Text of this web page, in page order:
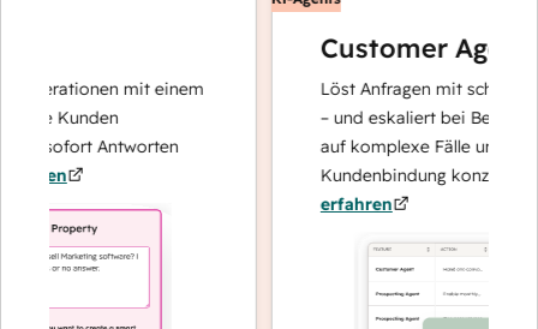
mit einem
Kunden
sofort Antworten
Customer Agent
Löst Anfragen mit schnellen,
– und eskaliert bei Bedarf,
auf komplexe Fälle und den
Kundenbindung konzentrieren
erfahren